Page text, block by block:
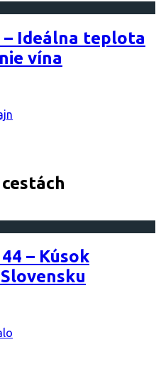
Ideálna teplota
vína
– Kúsok